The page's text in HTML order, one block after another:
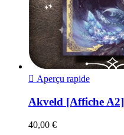
 Aperçu rapide
Akveld [Affiche A2]
40,00 €